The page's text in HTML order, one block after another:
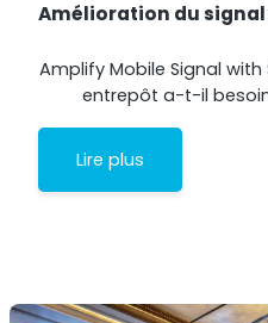
Planificateur
Amélioration du
Amplify Mobile Signal
entrepôt a-t-il
Lire plus